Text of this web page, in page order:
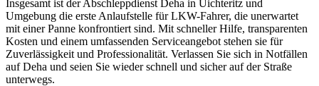
Insgesamt ist der Abschleppdienst Deha in Uichteritz und
Umgebung die erste Anlaufstelle für LKW-Fahrer, die unerwartet
mit einer Panne konfrontiert sind. Mit schneller Hilfe, transparenten
Kosten und einem umfassenden Serviceangebot stehen sie für
Zuverlässigkeit und Professionalität. Verlassen Sie sich in Notfällen
auf Deha und seien Sie wieder schnell und sicher auf der Straße
unterwegs.